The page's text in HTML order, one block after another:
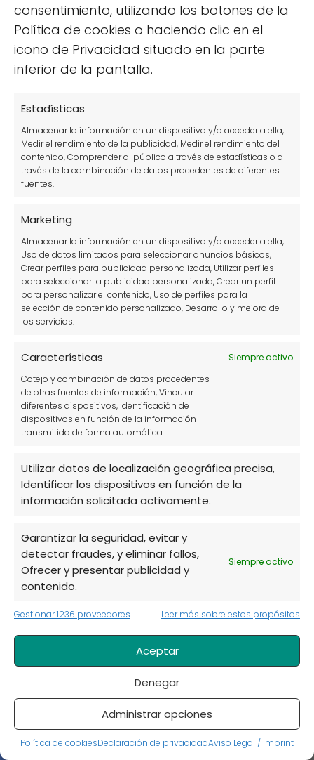
consentimiento, utilizando los botones de la
Política de cookies o haciendo clic en el
icono de Privacidad situado en la parte
inferior de la pantalla.
Estadísticas
Almacenar la información en un dispositivo y/o acceder a ella,
Medir el rendimiento de la publicidad, Medir el rendimiento del
contenido, Comprender al público a través de estadísticas o a
través de la combinación de datos procedentes de diferentes
fuentes.
Marketing
Almacenar la información en un dispositivo y/o acceder a ella,
Uso de datos limitados para seleccionar anuncios básicos,
Crear perfiles para publicidad personalizada, Utilizar perfiles
para seleccionar la publicidad personalizada, Crear un perfil
para personalizar el contenido, Uso de perfiles para la
selección de contenido personalizado, Desarrollo y mejora de
los servicios.
Características
Siempre activo
Cotejo y combinación de datos procedentes
de otras fuentes de información, Vincular
diferentes dispositivos, Identificación de
dispositivos en función de la información
transmitida de forma automática.
Utilizar datos de localización geográfica precisa,
Identificar los dispositivos en función de la
información solicitada activamente.
Garantizar la seguridad, evitar y
detectar fraudes, y eliminar fallos,
Ofrecer y presentar publicidad y
contenido.
Siempre activo
Gestionar 1236 proveedores Leer más sobre estos propósitos
Aceptar
Denegar
Administrar opciones
Política de cookiesDeclaración de privacidadAviso Legal / Imprint
Construcción de estructuras
Cuidado de plantas
Cultivos en maceta
Flores
Herramientas y estructuras del huerto
Información sobre plantas
Insectos y animales en el huerto
Jardinería
Mascotas y animales domésticos
Paisajismo
Plagas
Plagas y enfermedades
Plantas
Remedios caseros
Técnicas de cultivo
con Poca Raíz: Disfruta del Fresco sin Dañar Suelo ni Tuberías
Descargo de responsabilidad de Afiliados
Descargo de responsabilidad
Política de cookies (UE)